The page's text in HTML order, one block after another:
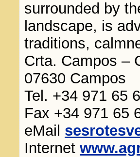
surrounded by
landscape, is
traditions,
Crta. Campos –
07630 Campos
Tel. +34 971 65
Fax +34 971 65
eMail
Internet